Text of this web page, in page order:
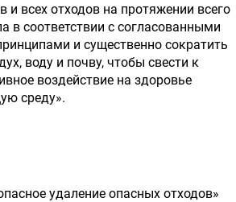
и всех отходов на протяжении всего
в соответствии с согласованными
и существенно сократить
воду и почву, чтобы свести к
воздействие на здоровье
среду».
удаление опасных отходов»